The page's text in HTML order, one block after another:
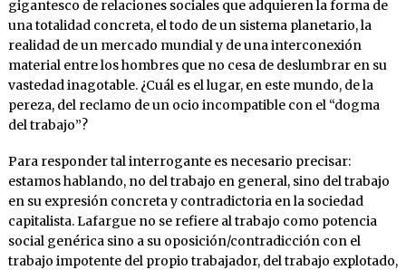
gigantesco de relaciones sociales que adquieren la forma de
una totalidad concreta, el todo de un sistema planetario, la
realidad de un mercado mundial y de una interconexión
material entre los hombres que no cesa de deslumbrar en su
vastedad inagotable. ¿Cuál es el lugar, en este mundo, de la
pereza, del reclamo de un ocio incompatible con el “dogma
del trabajo”?
Para responder tal interrogante es necesario precisar:
estamos hablando, no del trabajo en general, sino del trabajo
en su expresión concreta y contradictoria en la sociedad
capitalista. Lafargue no se refiere al trabajo como potencia
social genérica sino a su oposición/contradicción con el
trabajo impotente del propio trabajador, del trabajo explotado,